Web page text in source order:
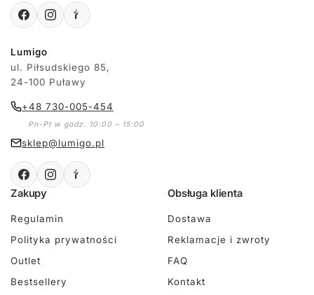
Lumigo
ul. Piłsudskiego 85,
24-100 Puławy
+48 730-005-454
Pn-Pt w godz. 10:00 – 15:00
sklep@lumigo.pl
Zakupy
Regulamin
Polityka prywatności
Outlet
Bestsellery
Obsługa klienta
Dostawa
Reklamacje i zwroty
FAQ
Kontakt